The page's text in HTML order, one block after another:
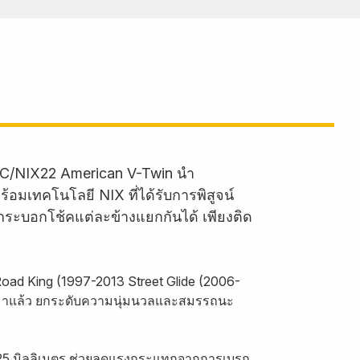
NIX22 American V-Twin นำ
อมเทคโนโลยี NIX ที่ได้รับการพิสูจน์
ะบอกโช้คแต่ละข้างแยกกันได้ เพียงติด
King (1997-2013 Street Glide (2006-
แล้ว ยกระดับความนุ่มนวลและสมรรถนะ